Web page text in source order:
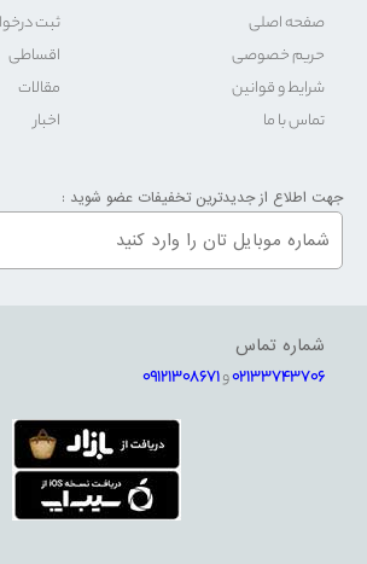
صفحه اصلی
حریم خصوصی
شرایط و قوانین
تماس با ما
ثبت
اقساطی
مقالات
اخبار
جهت اطلاع از جدیدترین تخفیفات عضو شوید :
شماره تماس
02133743706و09121308671